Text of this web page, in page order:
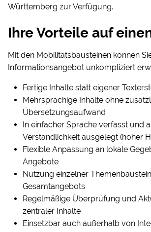
Württemberg zur Verfügung.
Ihre Vorteile auf
Mit den Mobilitätsbausteinen können
Informationsangebot unkompliziert
Fertige Inhalte statt eigener
Mehrsprachige Inhalte ohne
Übersetzungsaufwand
In einfacher Sprache verfasst und
Verständlichkeit ausgelegt (hoher
Flexible Anpassung an lokale
Angebote
Nutzung einzelner
Gesamtangebots
Regelmäßige Überprüfung und
zentraler Inhalte
Einsetzbar auch außerhalb von